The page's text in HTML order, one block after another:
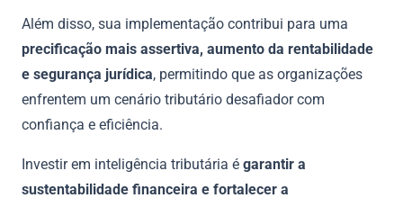
Além disso, sua implementação contribui para uma
precificação mais assertiva, aumento da rentabilidade
e segurança jurídica, permitindo que as organizações
enfrentem um cenário tributário desafiador com
confiança e eficiência.
Investir em inteligência tributária é garantir a
sustentabilidade financeira e fortalecer a